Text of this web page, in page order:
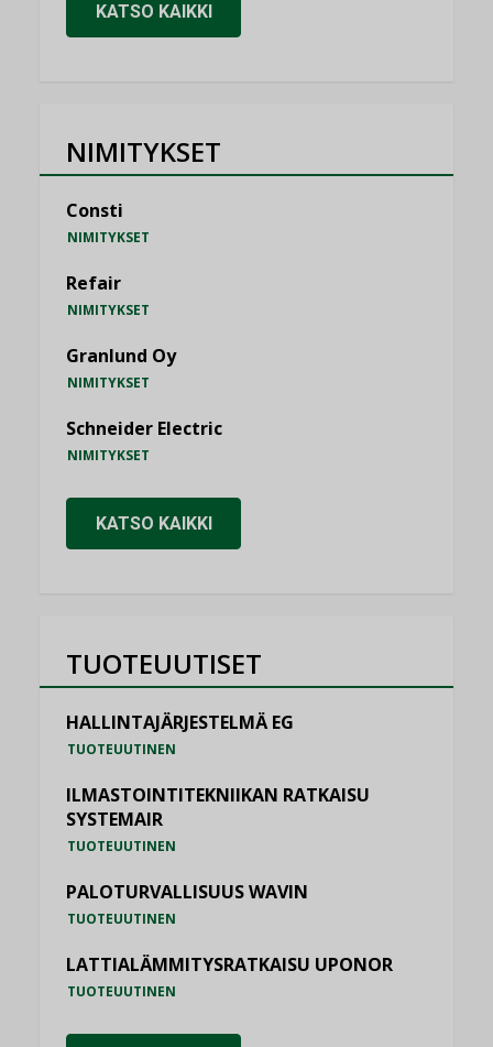
KATSO KAIKKI
NIMITYKSET
Consti
NIMITYKSET
Refair
NIMITYKSET
Granlund Oy
NIMITYKSET
Schneider Electric
NIMITYKSET
KATSO KAIKKI
TUOTEUUTISET
HALLINTAJÄRJESTELMÄ EG
TUOTEUUTINEN
ILMASTOINTITEKNIIKAN RATKAISU
SYSTEMAIR
TUOTEUUTINEN
PALOTURVALLISUUS WAVIN
TUOTEUUTINEN
LATTIALÄMMITYSRATKAISU UPONOR
TUOTEUUTINEN